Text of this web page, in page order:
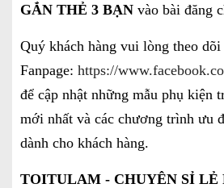
GẮN THẺ 3 BẠN vào bài đăng
Quý khách hàng vui lòng theo dõi
Fanpage: https://
để cập nhật những mẫu phụ kiện
mới nhất và các chương trình ưu
dành cho khách hàng.
TOITULAM - CHUYÊN SỈ LẺ